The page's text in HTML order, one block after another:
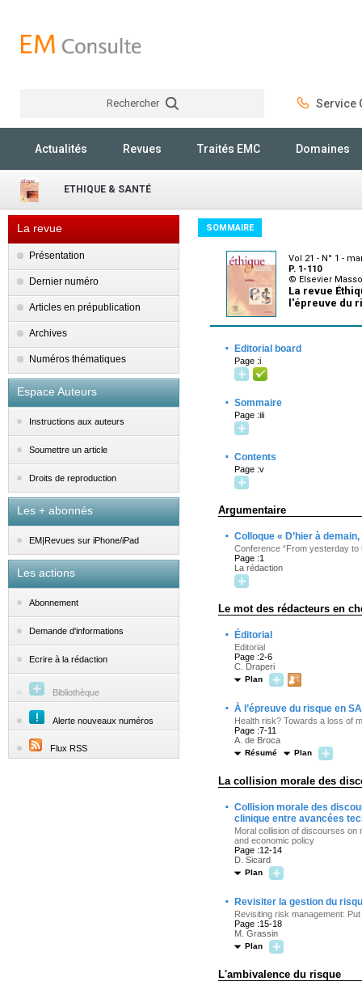
Rechercher Service
Actualités Revues Traités EMC Domaines
ETHIQUE & SANTÉ
La revue
Présentation
Dernier numéro
Articles en prépublication
Archives
Numéros thématiques
Espace Auteurs
Instructions aux auteurs
Soumettre un article
Droits de reproduction
Les + abonnés
EM|Revues sur iPhone/iPad
Les actions
Abonnement
Demande d'informations
Ecrire à la rédaction
Bibliothèque
Alerte nouveaux numéros
Flux RSS
SOMMAIRE
Vol 21 - N° 1 -
P. 1-110
© Elsevier
La revue
l'épreuve du
· Editorial board
Page :i
· Sommaire
Page :iii
· Contents
Page :v
Argumentaire
· Colloque « D’hier à
Conference “From yesterday to
Page :1
La rédaction
Le mot des rédacteurs en
· Éditorial
Editorial
Page :2-6
C. Draperi
Plan
· À l’épreuve du risque en
Health risk? Towards a loss of
Page :7-11
A. de Broca
Résumé Plan
La collision morale des
· Collision morale des
clinique entre avancées
Moral collision of discourses on
and economic policy
Page :12-14
D. Sicard
Plan
· Revisiter la gestion du
Revisiting risk management:
Page :15-18
M. Grassin
Plan
L'ambivalence du risque